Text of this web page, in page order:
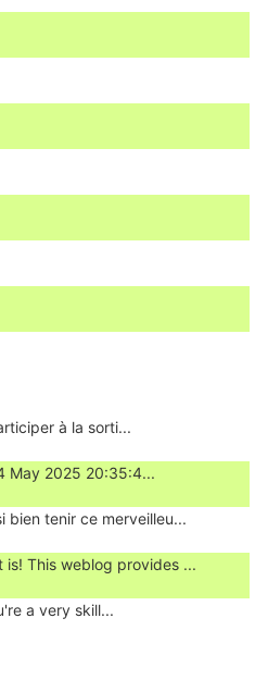
à la sorti...
May 2025 20:35:4...
bien tenir ce merveilleu...
This weblog provides ...
a very skill...